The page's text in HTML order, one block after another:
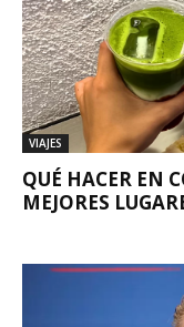
VIAJES
QUÉ HACER EN
MEJORES